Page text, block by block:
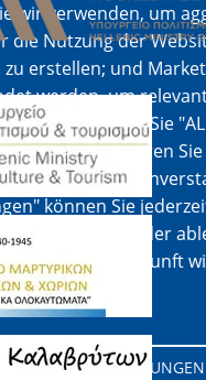
wir verwenden, um
die Nutzung der
erstellen; und
werden, um
Wenn Sie
wählen, erklären
aller Cookies
können Sie
akzeptieren oder
für die Zukunft
COOKIE-EINSTELLUNGEN